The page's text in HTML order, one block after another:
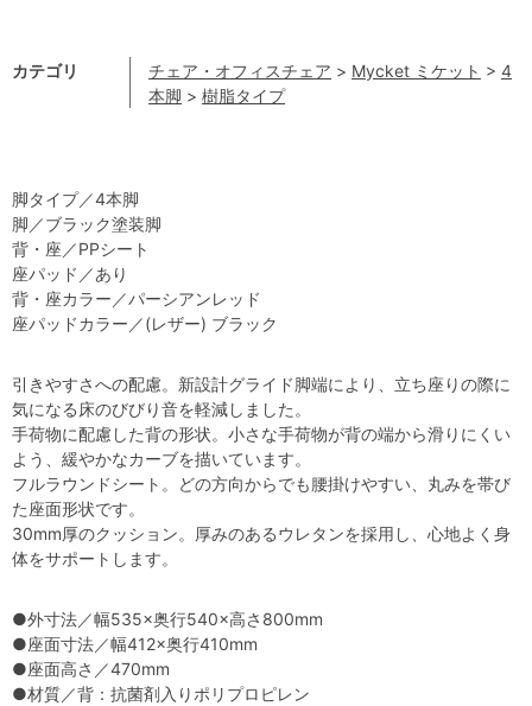
カテゴリ チェア・オフィスチェア > Mycket ミケット > 4
本脚 > 樹脂タイプ
脚タイプ／4本脚
脚／ブラック塗装脚
背・座／PPシート
座パッド／あり
背・座カラー／パーシアンレッド
座パッドカラー／(レザー) ブラック
引きやすさへの配慮。新設計グライド脚端により、立ち座りの際に
気になる床のびびり音を軽減しました。
手荷物に配慮した背の形状。小さな手荷物が背の端から滑りにくい
よう、緩やかなカーブを描いています。
フルラウンドシート。どの方向からでも腰掛けやすい、丸みを帯び
た座面形状です。
30mm厚のクッション。厚みのあるウレタンを採用し、心地よく身
体をサポートします。
●外寸法／幅535×奥行540×高さ800mm
●座面寸法／幅412×奥行410mm
●座面高さ／470mm
●材質／背：抗菌剤入りポリプロピレン